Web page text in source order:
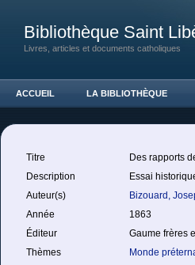
Bibliothèque Saint
Livres, articles et documents catholiques
ACCUEIL LA BIBLIOTHÈQUE
Titre
Des rapports
Description
Essai
Auteur(s)
Bizouard,
Année
1863
Éditeur
Gaume frères
Thèmes
Monde